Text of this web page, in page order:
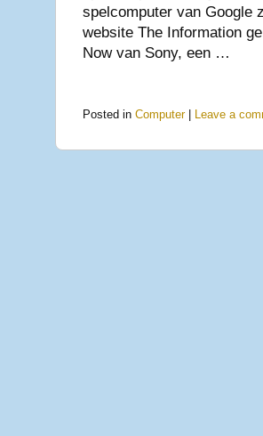
spelcomputer van Google
website The Information
Now van Sony, een …
Posted in Computer Leave a